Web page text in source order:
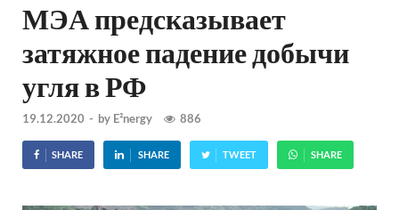
МЭА предсказывает
затяжное падение добычи
угля в РФ
19.12.2020 - by E²nergy 886
SHARE SHARE TWEET SHARE